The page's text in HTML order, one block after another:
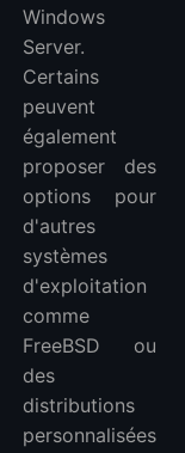
Windows
Server.
Certains
peuvent
également
proposer des
options pour
d'autres
systèmes
d'exploitation
comme
FreeBSD ou
des
distributions
personnalisées